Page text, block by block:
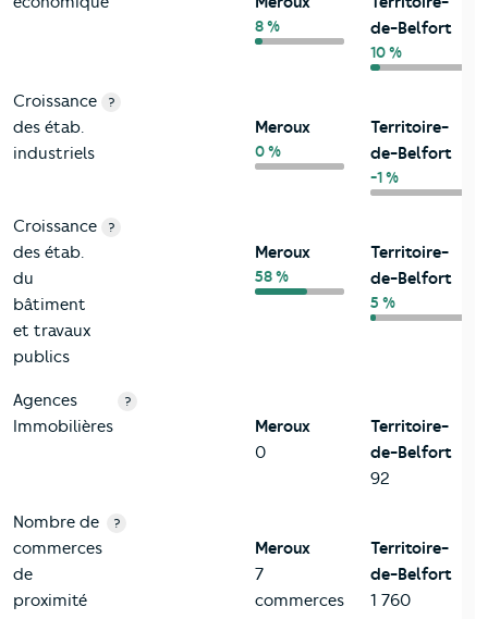
8 %
de-Belfort
10 %
Croissance
des étab.
industriels
?
Meroux
0 %
Territoire-
de-Belfort
-1 %
Croissance
des étab.
du
bâtiment
et travaux
publics
?
Meroux
58 %
Territoire-
de-Belfort
5 %
Agences
Immobilières
?
Meroux
0
Territoire-
de-Belfort
92
Nombre de
commerces
de
proximité
?
Meroux
7
commerces
Territoire-
de-Belfort
1 760